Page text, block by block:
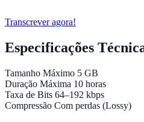
Transcrever agora!
Especificações
Tamanho Máximo 5 GB
Duração Máxima 10 horas
Taxa de Bits 64–192 kbps
Compressão Com perdas (Lossy)